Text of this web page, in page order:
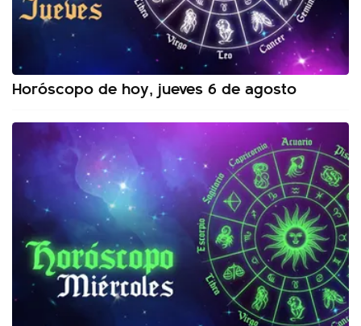
Horóscopo de hoy, jueves 6 de agosto